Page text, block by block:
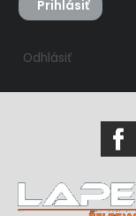
Prihlásiť
Odhlásiť